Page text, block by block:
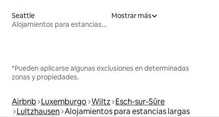
Seattle
Alojamientos para estancias largas
Mostrar más
*Pueden aplicarse algunas exclusiones en determinadas
zonas y propiedades.
Airbnb Luxemburgo Wiltz Esch-sur-Sûre
Lultzhausen Alojamientos para estancias largas